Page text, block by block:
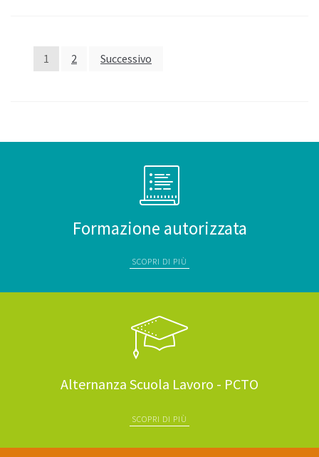
1 2 Successivo
Formazione autorizzata
SCOPRI DI PIÙ
Alternanza Scuola Lavoro - PCTO
SCOPRI DI PIÙ